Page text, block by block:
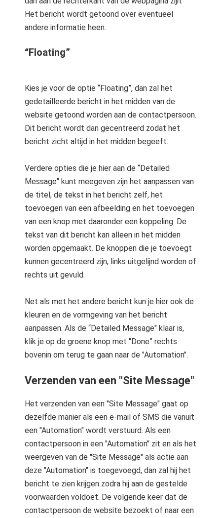
Het bericht wordt getoond over eventueel
andere informatie heen.
“Floating”
Kies je voor de optie “Floating”, dan zal het
gedetailleerde bericht in het midden van de
website getoond worden aan de contactpersoon.
Dit bericht wordt dan gecentreerd zodat het
bericht zicht altijd in het midden begeeft.
Verdere opties die je hier aan de “Detailed
Message" kunt meegeven zijn het aanpassen van
de titel, de tekst in het bericht zelf, het
toevoegen van een afbeelding en het toevoegen
van een knop met daaronder een koppeling. De
tekst van dit bericht kan alleen in het midden
worden opgemaakt. De knoppen die je toevoegt
kunnen gecentreerd zijn, links uitgelijnd worden of
rechts uit gevuld.
Net als met het andere bericht kun je hier ook de
kleuren en de vormgeving van het bericht
aanpassen. Als de “Detailed Message" klaar is,
klik je op de groene knop met “Done” rechts
bovenin om terug te gaan naar de "Automation".
Verzenden van een "Site Message"
Het verzenden van een "Site Message" gaat op
dezelfde manier als een e-mail of SMS die vanuit
een "Automation" wordt verstuurd. Als een
contactpersoon in een "Automation" zit en als het
weergeven van de "Site Message" als actie aan
deze "Automation" is toegevoegd, dan zal hij het
bericht te zien krijgen zodra hij aan de gestelde
voorwaarden voldoet. De volgende keer dat de
contactpersoon de website bezoekt of naar een